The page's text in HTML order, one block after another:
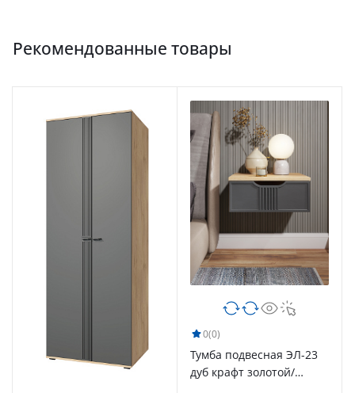
Рекомендованные товары
0(0)
Тумба подвесная ЭЛ-23
дуб крафт золотой/